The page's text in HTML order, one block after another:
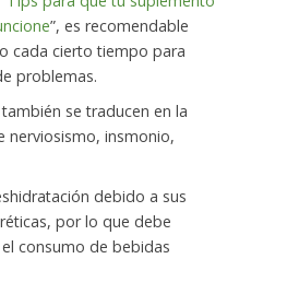
”, es recomendable
cada cierto tiempo para
problemas.
se traducen en la
nerviosismo, insmonio,
debido a sus
por lo que debe
consumo de bebidas